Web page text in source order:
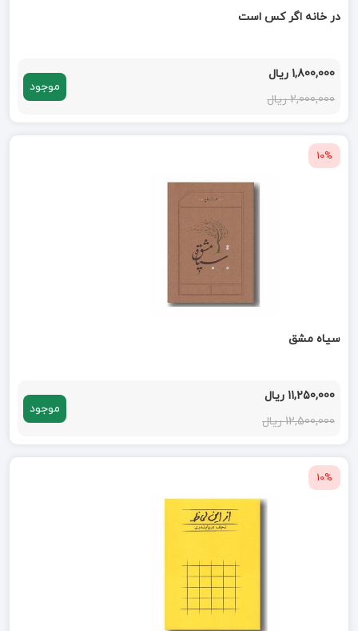
در خانه اگر کس است
1,800,000 ریال
2,000,000 ریال
موجود
10%
سیاه مشق
11,250,000 ریال
12,500,000 ریال
موجود
10%